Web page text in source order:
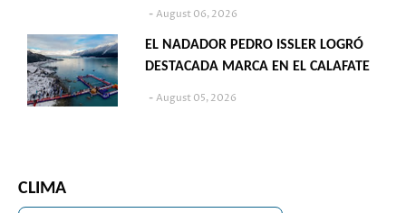
August 06, 2026
EL NADADOR PEDRO ISSLER LOGRÓ
DESTACADA MARCA EN EL CALAFATE
August 05, 2026
CLIMA